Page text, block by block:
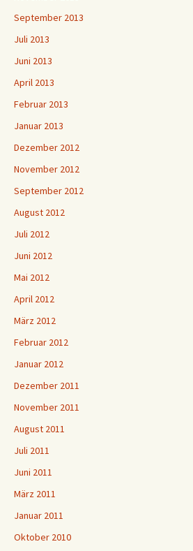
September 2013
Juli 2013
Juni 2013
April 2013
Februar 2013
Januar 2013
Dezember 2012
November 2012
September 2012
August 2012
Juli 2012
Juni 2012
Mai 2012
April 2012
März 2012
Februar 2012
Januar 2012
Dezember 2011
November 2011
August 2011
Juli 2011
Juni 2011
März 2011
Januar 2011
Oktober 2010